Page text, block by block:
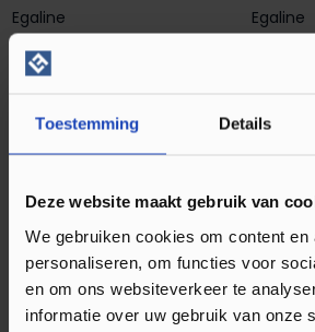
Toestemming Details
Deze website maakt gebruik van
We gebruiken cookies om content en
personaliseren, om functies voor
en om ons websiteverkeer te
informatie over uw gebruik van onze
Egaline
Egaline
Gipsegalisatie 20kg
28,50
Direct leverbaar